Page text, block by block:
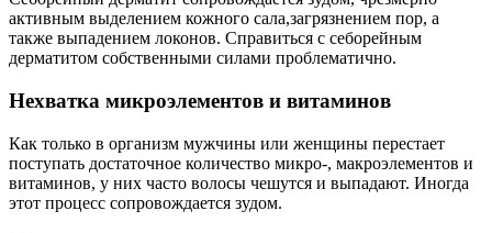
активным выделением кожного сала,загрязнением пор, а
также выпадением локонов. Справиться с себорейным
дерматитом собственными силами проблематично.
Нехватка микроэлементов и витаминов
Как только в организм мужчины или женщины перестает
поступать достаточное количество микро-, макроэлементов и
витаминов, у них часто волосы чешутся и выпадают. Иногда
этот процесс сопровождается зудом.